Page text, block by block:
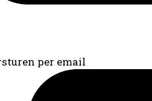
per email